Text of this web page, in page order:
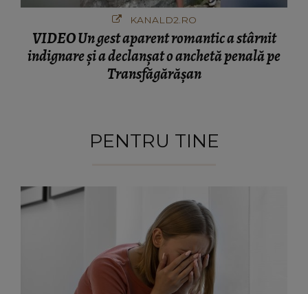
KANALD2.RO
VIDEO Un gest aparent romantic a stârnit
indignare și a declanșat o anchetă penală pe
Transfăgărășan
PENTRU TINE